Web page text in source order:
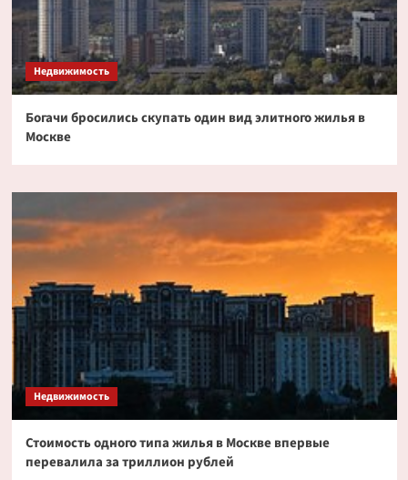
Недвижимость
Богачи бросились скупать один вид элитного жилья в
Москве
Недвижимость
Стоимость одного типа жилья в Москве впервые
перевалила за триллион рублей